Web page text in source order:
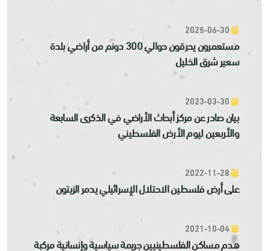
مستعمرون يحرقون حوالي 300 دونم من أراضي بلدة
سعير شرق الخليل
بيان صادر عن مركز أبحاث الأراضي في الذكرى السابعة
والأربعين ليوم الأرض الفلسطيني
على أرض فلسطين الاحتلال الإسرائيلي يدمر الزيتون
هدم مساكن الفلسطينيين جريمة سياسية وإنسانية مركبة